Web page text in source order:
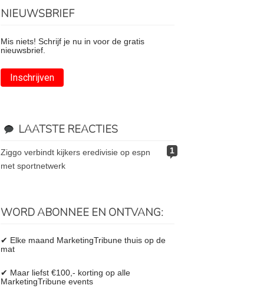
NIEUWSBRIEF
Mis niets! Schrijf je nu in voor de gratis
nieuwsbrief.
Inschrijven
LAATSTE REACTIES
1
ziggo verbindt kijkers eredivisie op espn
met sportnetwerk
WORD ABONNEE EN ONTVANG:
✔ Elke maand MarketingTribune thuis op de
mat
✔ Maar liefst €100,- korting op alle
MarketingTribune events